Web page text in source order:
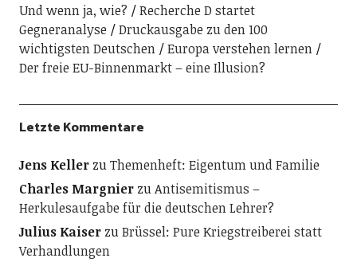
Und wenn ja, wie?
Recherche D startet
Gegneranalyse
Druckausgabe zu den 100
wichtigsten Deutschen
Europa verstehen lernen
Der freie EU-Binnenmarkt – eine Illusion?
Letzte Kommentare
Jens KellerzuThemenheft: Eigentum und Familie
Charles MargnierzuAntisemitismus –
Herkulesaufgabe für die deutschen Lehrer?
Julius KaiserzuBrüssel: Pure Kriegstreiberei statt
Verhandlungen